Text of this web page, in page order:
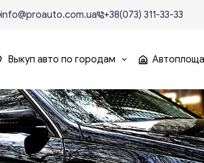
info@proauto.com.ua +38(073) 311-33-33
Выкуп авто по городам